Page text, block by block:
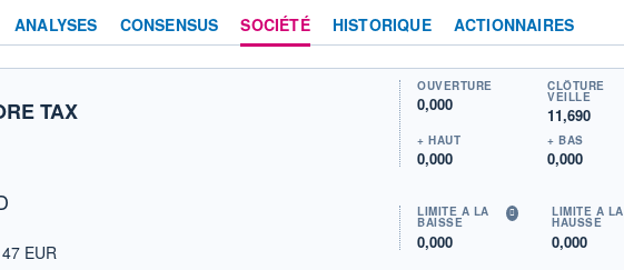
ANALYSES CONSENSUS SOCIÉTÉ HISTORIQUE ACTIONNAIRES
TAX
EUR
OUVERTURE
0,000
CLÔTURE
VEILLE
11,690
+ HAUT
0,000
+ BAS
0,000
LIMITE À LA
BAISSE
0,000
LIMITE À LA
HAUSSE
0,000